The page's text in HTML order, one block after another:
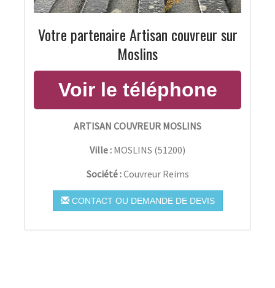
Votre partenaire Artisan couvreur sur
Moslins
ARTISAN COUVREUR MOSLINS
Ville : MOSLINS (51200)
Société :Couvreur Reims
CONTACT OU DEMANDE DE DEVIS